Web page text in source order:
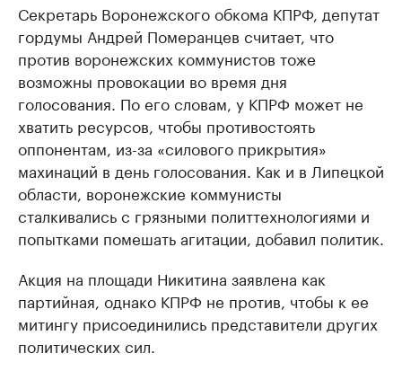
Секретарь Воронежского обкома КПРФ, депутат
гордумы Андрей Померанцев считает, что
против воронежских коммунистов тоже
возможны провокации во время дня
голосования. По его словам, у КПРФ может не
хватить ресурсов, чтобы противостоять
оппонентам, из-за «силового прикрытия»
махинаций в день голосования. Как и в Липецкой
области, воронежские коммунисты
сталкивались с грязными политтехнологиями и
попытками помешать агитации, добавил политик.
Акция на площади Никитина заявлена как
партийная, однако КПРФ не против, чтобы к ее
митингу присоединились представители других
политических сил.